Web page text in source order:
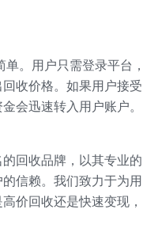
。用户只需登录平台，
收价格。如果用户接受
会迅速转入用户账户。
回收品牌，以其专业的
信赖。我们致力于为用
价回收还是快速变现，